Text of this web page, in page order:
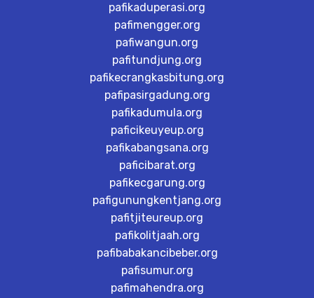
pafikaduperasi.org
pafimengger.org
pafiwangun.org
pafitundjung.org
pafikecrangkasbitung.org
pafipasirgadung.org
pafikadumula.org
paficikeuyeup.org
pafikabangsana.org
paficibarat.org
pafikecgarung.org
pafigunungkentjang.org
pafitjiteureup.org
pafikolitjaah.org
pafibabakancibeber.org
pafisumur.org
pafimahendra.org